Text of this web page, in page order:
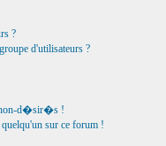
?
d'utilisateurs ?
non-d�sir�s !
sur ce forum !